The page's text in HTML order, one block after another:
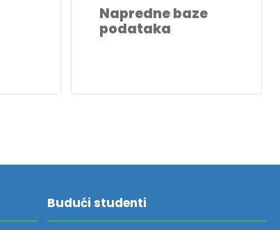
Napredne baze
podataka
Budući studenti